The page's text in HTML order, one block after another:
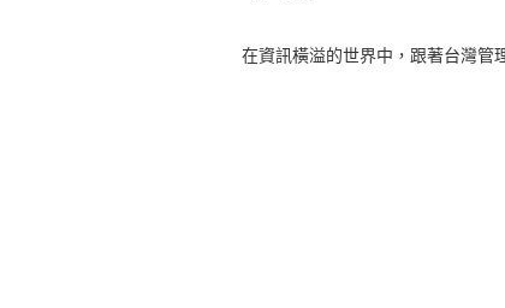
在資訊橫溢的世界中，跟著台灣管理